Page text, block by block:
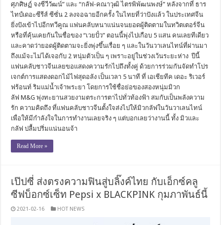
ศุภศิษฏ์ จงชีวีวัฒน์” และ “กลัฟ-คณาวุฒิ ไตรพิพัฒนพงษ์” หลังจากที่ ธาร
ไทป์เดอะซีรีส์ ซีซั่น 2 ลงจอฉายอีกครั้ง ในไทยที่ว่าปังแล้ว ในประเทศจีน
ยิ่งปังเข้าไปอีกทวีคูณ แฟนคลับหนาแน่นจนยอดผู้ติดตามในทวิตเตอร์จีน
หรือที่คุ้นเคยกันในชื่อของ “เวยปั๋ว” ตอนนี้พุ่งไปเกือบ 5 แสน คนเลยทีเดียว
และคาดว่ายอดผู้ติดตามจะยิ่งพุ่งขึ้นเรื่อย ๆ และในวันวาเลนไทน์ที่ผ่านมา
ถึงแม้จะไม่ได้เจอกับ 2 หนุ่มตัวเป็น ๆ เพราะอยู่ในช่วงเว้นระยะห่าง ปีนี้
แฟนคลับชาวจีนเลยขอแสดงความรักไปถึงทั้งคู่ ด้วยการร่วมกันจัดทำโปร
เจกต์การแสดงดอกไม้ไฟสุดอลัง เป็นเวลา 5 นาที ที่ เอเชียทีค เดอะ ริเวอร์
ฟร้อนท์ ริมแม่น้ำเจ้าพระยา โดยการใช้ชื่อย่อของสองหนุ่มมิวก
ลัฟ M&G พุ่งทะยานสวยงามตระการตาไปทั่วท้องฟ้า สมกับเป็นพลังความ
รัก ความคิดถึง ที่แฟนคลับชาวจีนตั้งใจส่งไปให้มิวกลัฟในวันวาเลนไทน์
เพื่อให้มีกำลังใจในการทำงานเลยจริง ๆ แต่บอกเลยว่างานนี้ ทั้ง มิวและ
กลัฟ ปลื้มปริ่มแน่นอนจ้า
Read More »
เป๊ปซี่ ส่งตรงความฟินสู่บลิ๊งค์ไทย กับเอ็กซ์คลู
ซีฟบ็อกซ์เซ็ท Pepsi x BLACKPINK กุมภาพันธ์นี้
2021-02-16 HOT NEWS